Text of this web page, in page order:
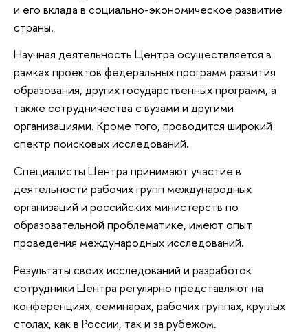
и его вклада в социально-экономическое развитие
страны.
Научная деятельность Центра осуществляется в
рамках проектов федеральных программ развития
образования, других государственных программ, а
также сотрудничества с вузами и другими
организациями. Кроме того, проводится широкий
спектр поисковых исследований.
Специалисты Центра принимают участие в
деятельности рабочих групп международных
организаций и российских министерств по
образовательной проблематике, имеют опыт
проведения международных исследований.
Результаты своих исследований и разработок
сотрудники Центра регулярно представляют на
конференциях, семинарах, рабочих группах, круглых
столах, как в России, так и за рубежом.